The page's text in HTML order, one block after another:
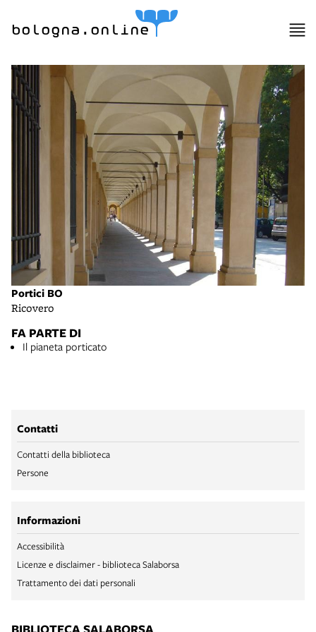
bologna.online
Portici BO
Ricovero
FA PARTE DI
Il pianeta porticato
Contatti
Contatti della biblioteca
Persone
Informazioni
Accessibilità
Licenze e disclaimer - biblioteca Salaborsa
Trattamento dei dati personali